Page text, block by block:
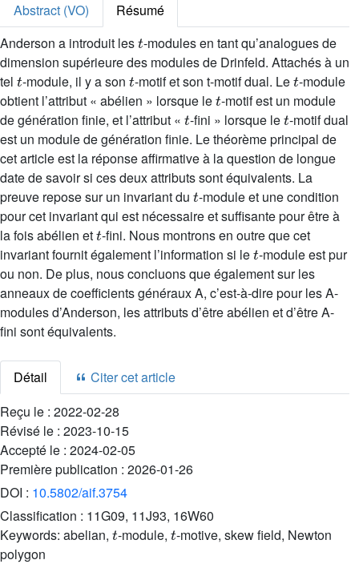
Abstract (VO)
Résumé
Anderson a introduit les -modules en tant qu’analogues de
dimension supérieure des modules de Drinfeld. Attachés à un
tel
t
-module, il y a son
t
-motif et son t-motif dual. Le
t
-module
obtient l’attribut « abélien » lorsque le
t
-motif est un module
de génération finie, et l’attribut «
t
-fini » lorsque le
t
-motif dual
est un module de génération finie. Le théorème principal de
cet article est la réponse affirmative à la question de longue
date de savoir si ces deux attributs sont équivalents. La
preuve repose sur un invariant du
t
-module et une condition
pour cet invariant qui est nécessaire et suffisante pour être à
la fois abélien et
t
-fini. Nous montrons en outre que cet
invariant fournit également l’information si le
t
-module est pur
ou non. De plus, nous concluons que également sur les
anneaux de coefficients généraux A, c’est-à-dire pour les A-
modules d’Anderson, les attributs d’être abélien et d’être A-
fini sont équivalents.
Détail
Citer cet article
Reçu le : 2022-02-28
Révisé le : 2023-10-15
Accepté le : 2024-02-05
Première publication : 2026-01-26
DOI : 10.5802/aif.3754
Classification : 11G09, 11J93, 16W60
Keywords: abelian,
t
-module, -motive, skew field, Newton
polygon